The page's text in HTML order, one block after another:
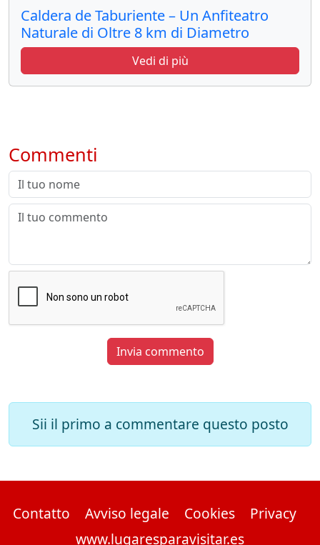
Caldera de Taburiente – Un Anfiteatro
Naturale di Oltre 8 km di Diametro
Vedi di più
Commenti
Invia commento
Sii il primo a commentare questo posto
Contatto Avviso legale Cookies
Privacy
www.lugaresparavisitar.es